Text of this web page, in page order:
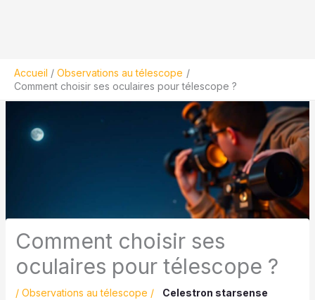
Accueil
Observations au télescope
Comment choisir ses oculaires pour télescope ?
Comment choisir ses
oculaires pour télescope ?
/ Observations au télescope /
Celestron starsense